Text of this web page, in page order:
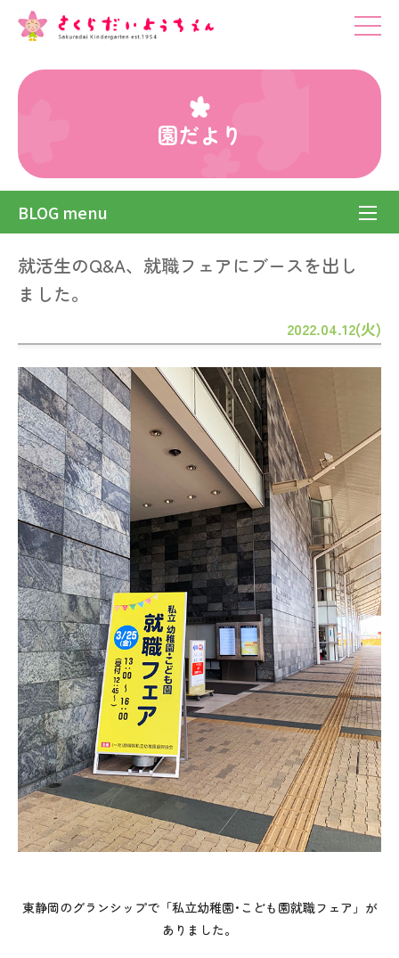
園だより
BLOG menu
就活生のQ&A、就職フェアにブースを出し
ました。
2022.04.12(火)
東静岡のグランシップで「私立幼稚園･こども園就職フェア」が
ありました。